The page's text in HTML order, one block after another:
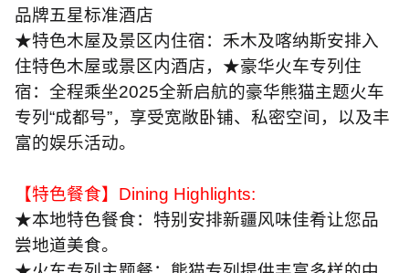
品牌五星标准酒店
★特色木屋及景区内住宿：禾木及喀纳斯安排入
住特色木屋或景区内酒店，★豪华火车专列住
宿：全程乘坐2025全新启航的豪华熊猫主题火车
专列“成都号”，享受宽敞卧铺、私密空间，以及丰
富的娱乐活动。
【特色餐食】 Dining Highlights:
★本地特色餐食：特别安排新疆风味佳肴让您品
尝地道美食。